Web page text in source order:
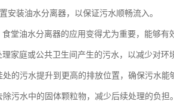
装油水分离器，以保证污水顺畅流入。
堂油水分离器的应用变得尤为重要，能够有
理家庭或公共卫生间产生的污水，以减少对环
的污水提升到更高的排放位置，确保污水能
污水中的固体颗粒物，减少后续处理的负担。